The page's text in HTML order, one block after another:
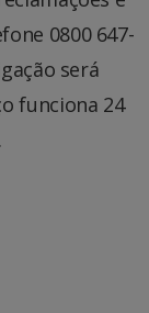
0800 647-
será
funciona 24